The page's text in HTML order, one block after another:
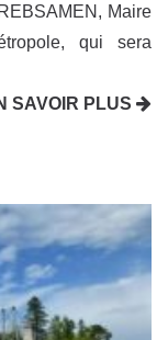
Maire
qui sera
SAVOIR PLUS